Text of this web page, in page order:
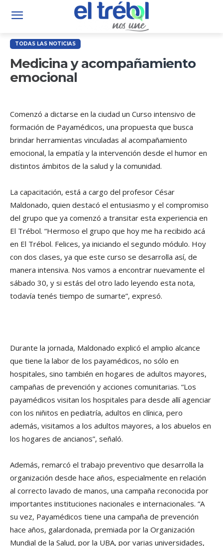
TODAS LAS NOTICIAS
Medicina y acompañamiento
emocional
Comenzó a dictarse en la ciudad un Curso intensivo de
formación de Payamédicos, una propuesta que busca
brindar herramientas vinculadas al acompañamiento
emocional, la empatía y la intervención desde el humor en
distintos ámbitos de la salud y la comunidad.
La capacitación, está a cargo del profesor César
Maldonado, quien destacó el entusiasmo y el compromiso
del grupo que ya comenzó a transitar esta experiencia en
El Trébol. “Hermoso el grupo que hoy me ha recibido acá
en El Trébol. Felices, ya iniciando el segundo módulo. Hoy
con dos clases, ya que este curso se desarrolla así, de
manera intensiva. Nos vamos a encontrar nuevamente el
sábado 30, y si estás del otro lado leyendo esta nota,
todavía tenés tiempo de sumarte”, expresó.
Durante la jornada, Maldonado explicó el amplio alcance
que tiene la labor de los payamédicos, no sólo en
hospitales, sino también en hogares de adultos mayores,
campañas de prevención y acciones comunitarias. “Los
payamédicos visitan los hospitales para desde allí agenciar
con los niñitos en pediatría, adultos en clínica, pero
además, visitamos a los adultos mayores, a los abuelos en
los hogares de ancianos”, señaló.
Además, remarcó el trabajo preventivo que desarrolla la
organización desde hace años, especialmente en relación
al correcto lavado de manos, una campaña reconocida por
importantes instituciones nacionales e internacionales. “A
su vez, Payamédicos tiene una campaña de prevención
hace años, galardonada, premiada por la Organización
Mundial de la Salud, por la UBA, por varias universidades,